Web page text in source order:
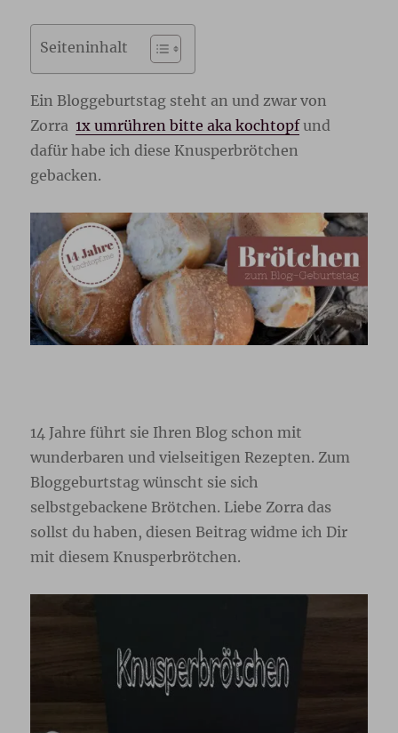
Seiteninhalt
Ein Bloggeburtstag steht an und zwar von
Zorra1x umrühren bitte aka kochtopfund
dafür habe ich diese Knusperbrötchen
gebacken.
14 Jahre führt sie Ihren Blog schon mit
wunderbaren und vielseitigen Rezepten. Zum
Bloggeburtstag wünscht sie sich
selbstgebackene Brötchen. Liebe Zorra das
sollst du haben, diesen Beitrag widme ich Dir
mit diesem Knusperbrötchen.